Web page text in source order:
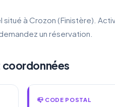
situé à Crozon (Finistère).
un réservation.
📪 CODE POSTAL